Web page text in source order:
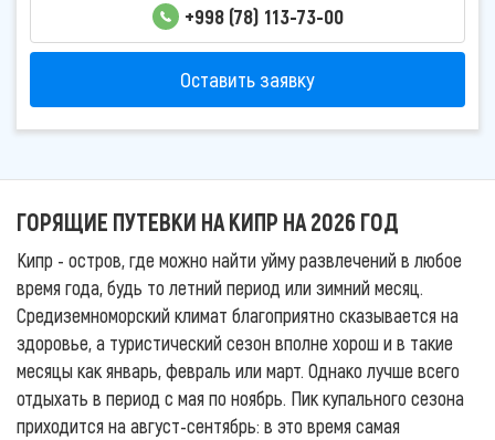
+998 (78) 113-73-00
Оставить заявку
ГОРЯЩИЕ ПУТЕВКИ НА КИПР НА 2026 ГОД
Кипр - остров, где можно найти уйму развлечений в любое
время года, будь то летний период или зимний месяц.
Средиземноморский климат благоприятно сказывается на
здоровье, а туристический сезон вполне хорош и в такие
месяцы как январь, февраль или март. Однако лучше всего
отдыхать в период с мая по ноябрь. Пик купального сезона
приходится на август-сентябрь: в это время самая